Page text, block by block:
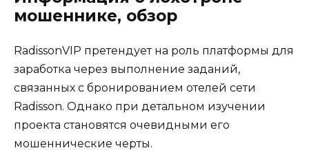
мошеннике, обзор
RadissonVIP претендует на роль платформы для
заработка через выполнение заданий,
связанных с бронированием отелей сети
Radisson. Однако при детальном изучении
проекта становятся очевидными его
мошеннические черты.